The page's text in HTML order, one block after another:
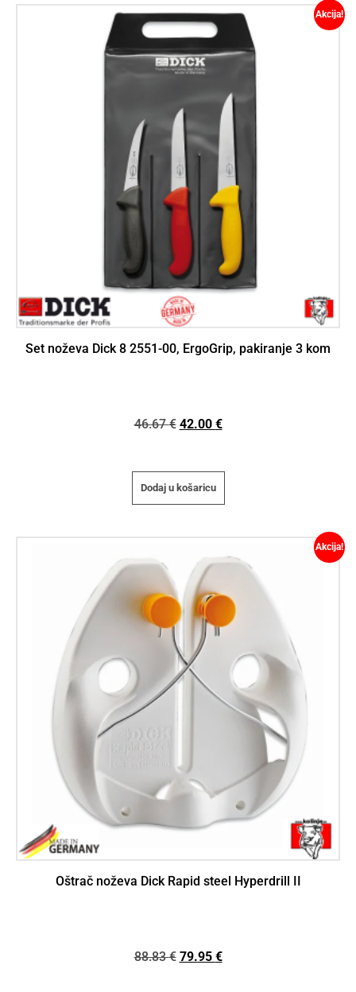
Akcija!
Set noževa Dick 8 2551-00, ErgoGrip, pakiranje 3 kom
46.67€ 42.00 €
Dodaj u košaricu
Akcija!
Oštrač noževa Dick Rapid steel Hyperdrill II
88.83€ 79.95 €